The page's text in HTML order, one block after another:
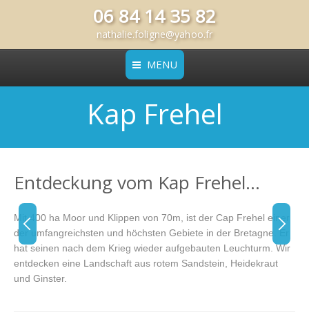
06 84 14 35 82
nathalie.foligne@yahoo.fr
MENU
Kap Frehel
Entdeckung vom Kap Frehel…
Mit 400 ha Moor und Klippen von 70m, ist der Cap Frehel einer
der umfangreichsten und höchsten Gebiete in der Bretagne. Er
hat seinen nach dem Krieg wieder aufgebauten Leuchturm. Wir
entdecken eine Landschaft aus rotem Sandstein, Heidekraut
und Ginster.